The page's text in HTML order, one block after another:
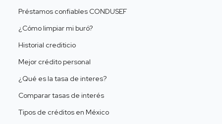
Préstamos confiables CONDUSEF
¿Cómo limpiar mi buró?
Historial crediticio
Mejor crédito personal
¿Qué es la tasa de interes?
Comparar tasas de interés
Tipos de créditos en México